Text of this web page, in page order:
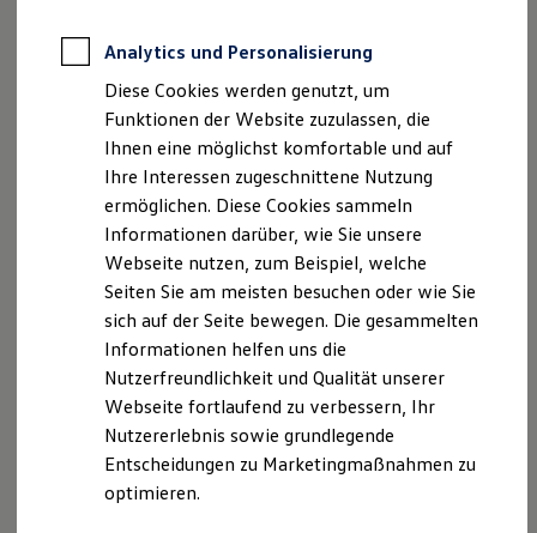
Zertifizierte Gebrauchtwagen
Für Privatkunden
Für Gewerbekunden
Leasing
Für Privatkunden
Für Gewerbekunden
Versicherungen & Garantien
Garantien
Kfz-Versicherung für Nutzfahrzeuge
Restschuldversicherung
Wartungsverträge
Besitzer & Service
Reparatur & Service
Sommer-Special
Reparatur, Pflege & Inspektion
Servicetermin anfragen
Service-Vorteile bei Volkswagen Nutzfahrzeuge
ServicePlus
Economy Service
Räder & Reifen Service
Ersatzfahrzeuge
Impressum
Autohaus Rettenmeier KG
Hauptstr. 43-45
74597 Stimpfach
Telefonnummer: 07967 710910
Faxnummer: 07967 7109120
E-Mail:info@autohaus-rettenmeier.de
Umsatzst.-ID-Nr.: DE253141114
Registergericht: Amtsgericht Ulm HRA 670551
Hinweis gemäß § 36
Verbraucherstreitbeilegungsgesetz (VSBG):
Analytics und Personalisierung
Diese Cookies werden genutzt, um
Funktionen der Website zuzulassen, die
Ihnen eine möglichst komfortable und auf
Ihre Interessen zugeschnittene Nutzung
ermöglichen. Diese Cookies sammeln
Informationen darüber, wie Sie unsere
Webseite nutzen, zum Beispiel, welche
Seiten Sie am meisten besuchen oder wie Sie
sich auf der Seite bewegen. Die gesammelten
Informationen helfen uns die
Nutzerfreundlichkeit und Qualität unserer
Webseite fortlaufend zu verbessern, Ihr
Nutzererlebnis sowie grundlegende
Entscheidungen zu Marketingmaßnahmen zu
optimieren.